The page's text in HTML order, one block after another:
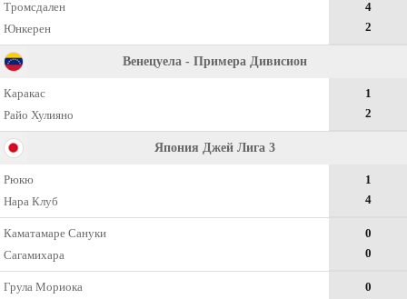
Тромсдален
Юнкерен
4
2
Венецуела - Примера Дивисион
Каракас
Райо Хулияно
1
2
Япония Джей Лига 3
Рюкю
Нара Клуб
1
4
Каматамаре Сануки
Сагамихара
0
0
Грула Мориока
0